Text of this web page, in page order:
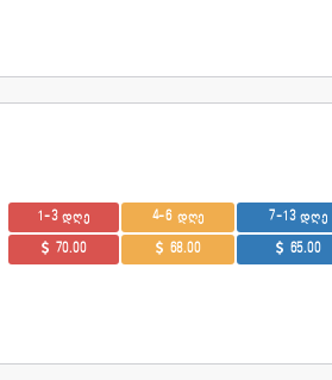
1-3 დღე 4-6 დღე 7-13 დღე
70.00 68.00 65.00